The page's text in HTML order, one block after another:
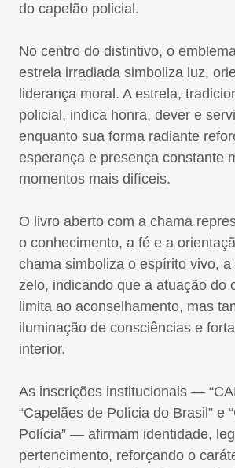
do capelão policial.
No centro do distintivo, o
estrela irradiada simboliza luz,
liderança moral. A estrela,
policial, indica honra, dever e
enquanto sua forma radiante
esperança e presença constante
momentos mais difíceis.
O livro aberto com a chama
o conhecimento, a fé e a
chama simboliza o espírito vivo,
zelo, indicando que a atuação do
limita ao aconselhamento, mas
iluminação de consciências e
interior.
As inscrições institucionais —
“Capelães de Polícia do Brasil” e
Polícia” — afirmam identidade,
pertencimento, reforçando o